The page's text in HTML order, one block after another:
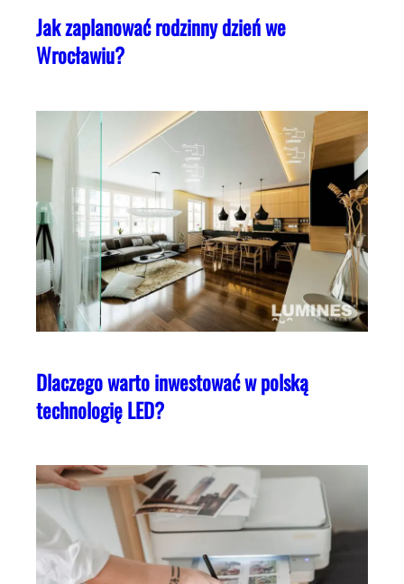
Jak zaplanować rodzinny dzień we
Wrocławiu?
Dlaczego warto inwestować w polską
technologię LED?